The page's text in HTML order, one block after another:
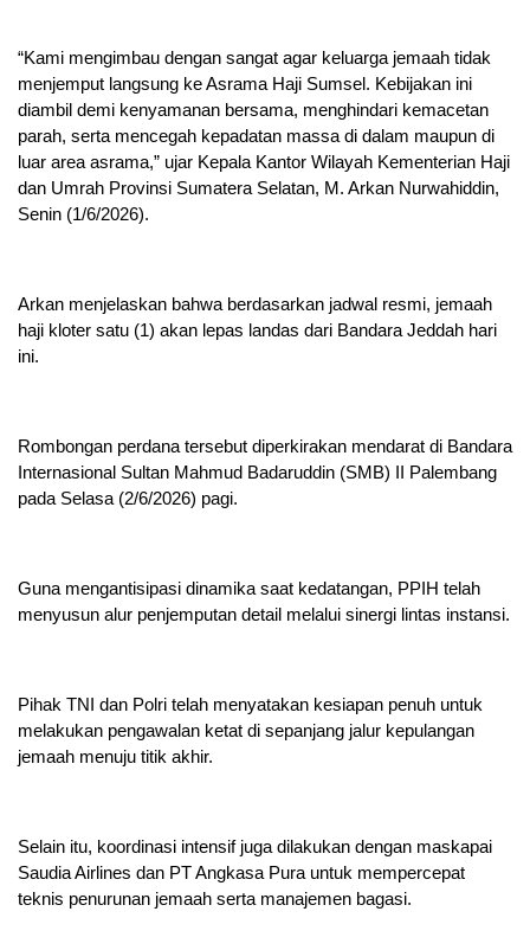
“Kami mengimbau dengan sangat agar keluarga jemaah tidak
menjemput langsung ke Asrama Haji Sumsel. Kebijakan ini
diambil demi kenyamanan bersama, menghindari kemacetan
parah, serta mencegah kepadatan massa di dalam maupun di
luar area asrama,” ujar Kepala Kantor Wilayah Kementerian Haji
dan Umrah Provinsi Sumatera Selatan, M. Arkan Nurwahiddin,
Senin (1/6/2026).
Arkan menjelaskan bahwa berdasarkan jadwal resmi, jemaah
haji kloter satu (1) akan lepas landas dari Bandara Jeddah hari
ini.
Rombongan perdana tersebut diperkirakan mendarat di Bandara
Internasional Sultan Mahmud Badaruddin (SMB) II Palembang
pada Selasa (2/6/2026) pagi.
Guna mengantisipasi dinamika saat kedatangan, PPIH telah
menyusun alur penjemputan detail melalui sinergi lintas instansi.
Pihak TNI dan Polri telah menyatakan kesiapan penuh untuk
melakukan pengawalan ketat di sepanjang jalur kepulangan
jemaah menuju titik akhir.
Selain itu, koordinasi intensif juga dilakukan dengan maskapai
Saudia Airlines dan PT Angkasa Pura untuk mempercepat
teknis penurunan jemaah serta manajemen bagasi.